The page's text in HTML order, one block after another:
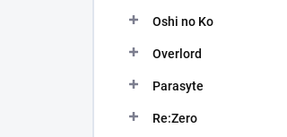
Oshi no Ko
Overlord
Parasyte
Re:Zero